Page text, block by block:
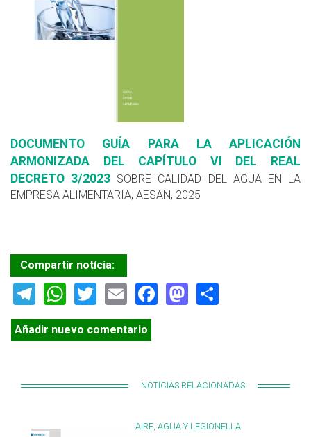
DOCUMENTO GUÍA PARA LA APLICACIÓN
ARMONIZADA DEL CAPÍTULO VI DEL REAL
DECRETO 3/2023 SOBRE CALIDAD DEL AGUA EN LA
EMPRESA ALIMENTARIA, AESAN, 2025
Compartir notícia:
Telegram
WhatsApp
TwitterEmailFacebook
Mastodon
Añadir nuevo comentario
NOTICIAS RELACIONADAS
AIRE, AGUA Y LEGIONELLA